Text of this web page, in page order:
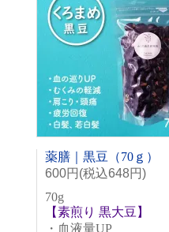
薬膳｜黒豆（70ｇ）
600円(税込648円)
70g
【素煎り 黒大豆】
・血液量UP